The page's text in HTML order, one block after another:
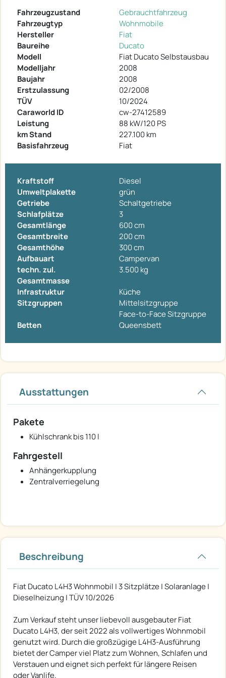
Fahrzeugzustand
Gebrauchtfahrzeug
Fahrzeugtyp
Wohnmobile
Hersteller
Fiat
Baureihe
Ducato
Modell
Fiat Ducato Selbstausbau
Modelljahr
2008
Baujahr
2008
Erstzulassung
02/2008
TÜV
10/2024
Caraworld ID
cw-27412589
Leistung
88 kW/120 PS
km Stand
227.100 km
Basisfahrzeug
Fiat
Kraftstoff
Diesel
Umweltplakette
grün
Getriebe
Schaltgetriebe
Schlafplätze
3
Gesamtlänge
600 cm
Gesamtbreite
200 cm
Gesamthöhe
300 cm
Aufbauart
Campervan
techn. zul.
Gesamtmasse
3.500 kg
Infrastruktur
Küche
Sitzgruppen
Mittelsitzgruppe
Face-to-Face Sitzgruppe
Betten
Queensbett
Ausstattungen
Pakete
Kühlschrank bis 110 l
Fahrgestell
Anhängerkupplung
Zentralverriegelung
Beschreibung
Fiat Ducato L4H3 Wohnmobil | 3 Sitzplätze | Solaranlage |
Dieselheizung | TÜV 10/2026
Zum Verkauf steht unser liebevoll ausgebauter Fiat
Ducato L4H3, der seit 2022 als vollwertiges Wohnmobil
genutzt wird. Durch die großzügige L4H3-Ausführung
bietet der Camper viel Platz zum Wohnen, Schlafen und
Verstauen und eignet sich perfekt für längere Reisen
oder Vanlife.